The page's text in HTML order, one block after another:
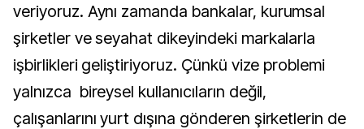
veriyoruz. Aynı zamanda bankalar, kurumsal
şirketler ve seyahat dikeyindeki markalarla
işbirlikleri geliştiriyoruz. Çünkü vize problemi
yalnızca bireysel kullanıcıların değil,
çalışanlarını yurt dışına gönderen şirketlerin de